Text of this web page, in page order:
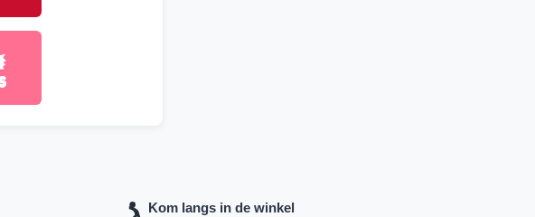
Kom langs in de winkel